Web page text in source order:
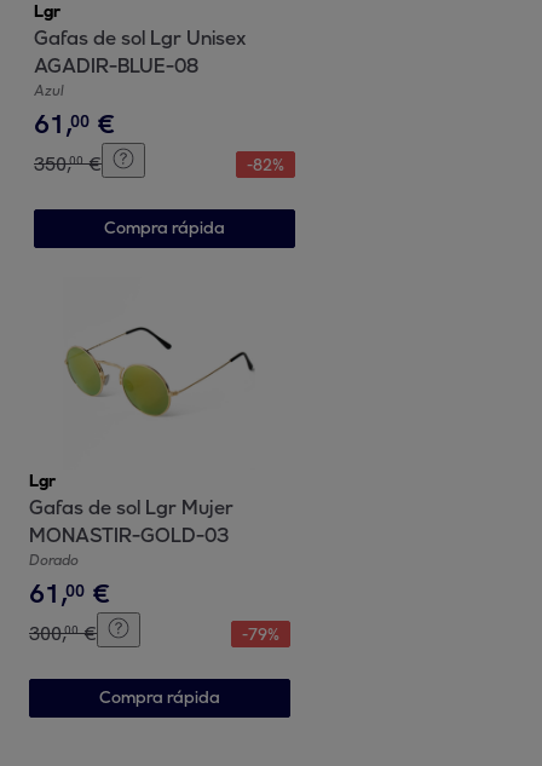
Lgr
Gafas de sol Lgr Unisex
AGADIR-BLUE-08
Azul
61,00 €
350,00 € -82%
Compra rápida
Lgr
Gafas de sol Lgr Mujer
MONASTIR-GOLD-03
Dorado
61,00 €
300,00 € -79%
Compra rápida